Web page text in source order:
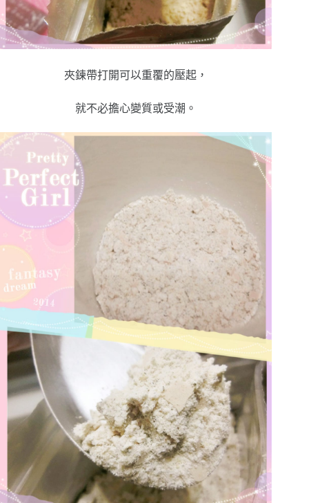
夾鍊帶打開可以重覆的壓起，
就不必擔心變質或受潮。